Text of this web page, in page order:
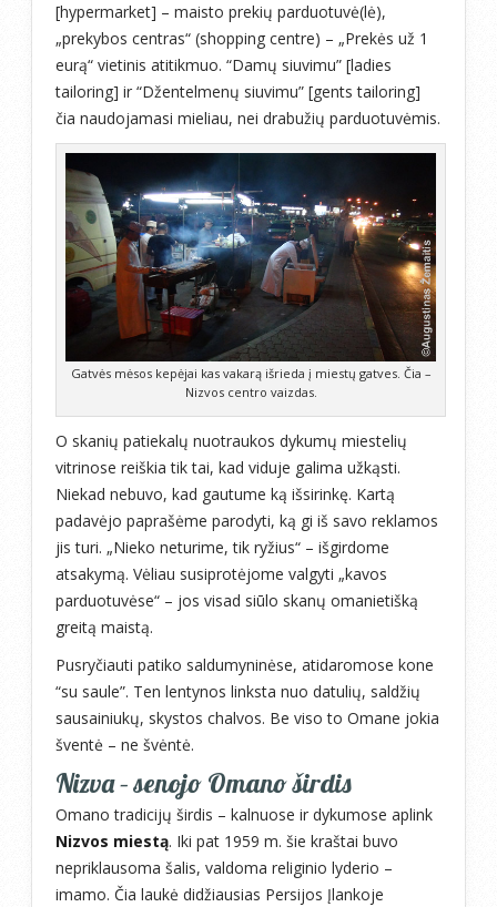
[hypermarket] – maisto prekių parduotuvė(lė),
„prekybos centras“ (shopping centre) – „Prekės už 1
eurą“ vietinis atitikmuo. “Damų siuvimu” [ladies
tailoring] ir “Džentelmenų siuvimu” [gents tailoring]
čia naudojamasi mieliau, nei drabužių parduotuvėmis.
Gatvės mėsos kepėjai kas vakarą išrieda į miestų gatves. Čia –
Nizvos centro vaizdas.
O skanių patiekalų nuotraukos dykumų miestelių
vitrinose reiškia tik tai, kad viduje galima užkąsti.
Niekad nebuvo, kad gautume ką išsirinkę. Kartą
padavėjo paprašėme parodyti, ką gi iš savo reklamos
jis turi. „Nieko neturime, tik ryžius“ – išgirdome
atsakymą. Vėliau susiprotėjome valgyti „kavos
parduotuvėse“ – jos visad siūlo skanų omanietišką
greitą maistą.
Pusryčiauti patiko saldumyninėse, atidaromose kone
“su saule”. Ten lentynos linksta nuo datulių, saldžių
sausainiukų, skystos chalvos. Be viso to Omane jokia
šventė – ne švėntė.
Nizva – senojo Omano širdis
Omano tradicijų širdis – kalnuose ir dykumose aplink
Nizvos miestą. Iki pat 1959 m. šie kraštai buvo
nepriklausoma šalis, valdoma religinio lyderio –
imamo. Čia laukė didžiausias Persijos Įlankoje